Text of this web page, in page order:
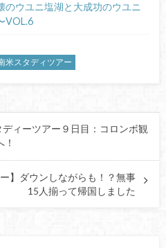
のウユニ塩湖と大成功のウユニ
VOL.6
米スタディツアー
ィーツアー９日目：コロンボ観
】ダウンしながらも！？無事
15人揃って帰国しました